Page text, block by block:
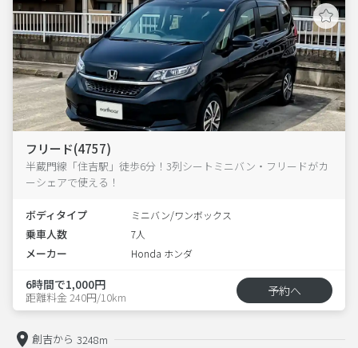
フリード(4757)
半蔵門線「住吉駅」徒歩6分！3列シートミニバン・フリードがカ
ーシェアで使える！
ボディタイプ ミニバン/ワンボックス
乗車人数 7人
メーカー Honda ホンダ
6時間で1,000円
距離料金 240円/10km 予約へ
創吉から 3248m